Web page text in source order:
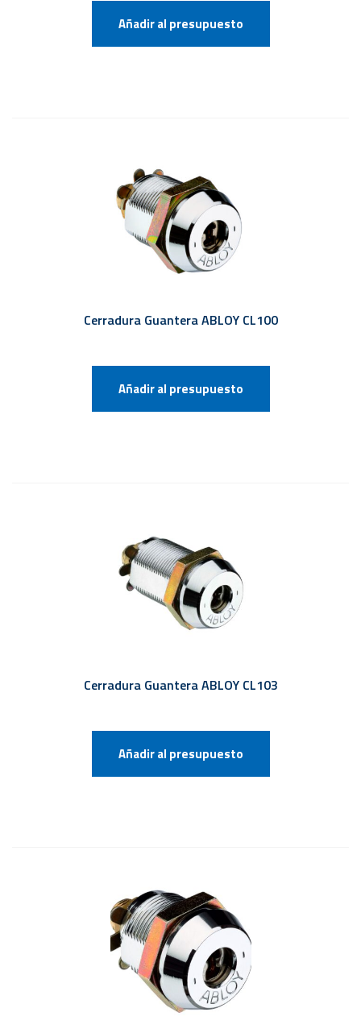
Añadir al presupuesto
Cerradura Guantera ABLOY CL100
Añadir al presupuesto
Cerradura Guantera ABLOY CL103
Añadir al presupuesto